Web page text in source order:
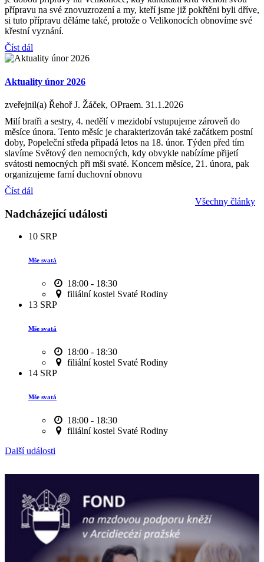
přípravu na své znovuzrození a my, kteří jsme již pokřtěni byli dříve,
si tuto přípravu děláme také, protože o Velikonocích obnovíme své
křestní vyznání.
Číst dál
Aktuality únor 2026
zveřejnil(a) Řehoř J. Žáček, OPraem. 31.1.2026
Milí bratři a sestry, 4. nedělí v mezidobí vstupujeme zároveň do
měsíce února. Tento měsíc je charakterizován také začátkem postní
doby, Popeleční středa připadá letos na 18. únor. Týden před tím
slavíme Světový den nemocných, kdy obvykle nabízíme přijetí
svátosti nemocných při mši svaté. Koncem měsíce, 21. února, pak
organizujeme farní duchovní obnovu
Číst dál
Všechny články
Nadcházející události
10 SRP
Mše svatá
18:00 - 18:30
filiální kostel Svaté Rodiny
13 SRP
Mše svatá
18:00 - 18:30
filiální kostel Svaté Rodiny
14 SRP
Mše svatá
18:00 - 18:30
filiální kostel Svaté Rodiny
Další události